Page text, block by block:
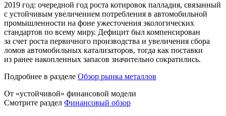
2019 год: очередной год роста котировок палладия, связанный
с устойчивым увеличением потребления в автомобильной
промышленности на фоне ужесточения экологических
стандартов по всему миру. Дефицит был компенсирован
за счет роста первичного производства и увеличения сбора
ломов автомобильных катализаторов, тогда как поставки
из ранее накопленных запасов значительно сократились.
Подробнее в разделе Обзор рынка металлов
От «устойчивой» финансовой модели
Смотрите раздел Финансовый обзор